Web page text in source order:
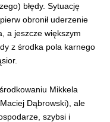
błędy. Sytuację
obronił uderzenie
a jeszcze większym
z środka pola karnego
Mikkela
Dąbrowski), ale
szybsi i